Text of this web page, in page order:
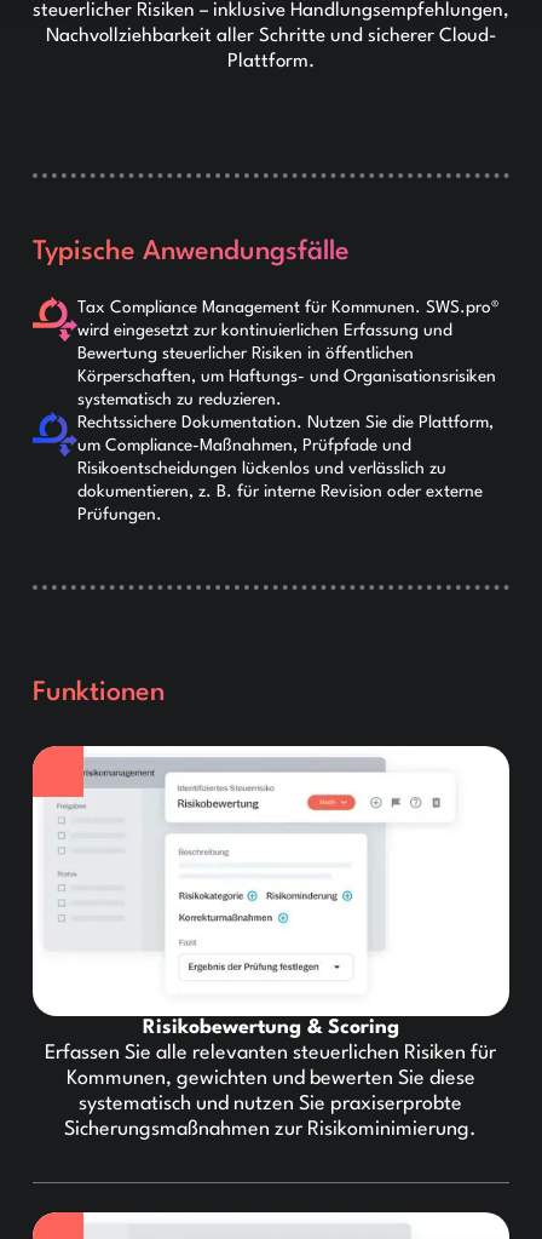
steuerlicher Risiken – inklusive Handlungsempfehlungen,
Nachvollziehbarkeit aller Schritte und sicherer Cloud-
Plattform.
Typische Anwendungsfälle
Tax Compliance Management für Kommunen. SWS.pro®
wird eingesetzt zur kontinuierlichen Erfassung und
Bewertung steuerlicher Risiken in öffentlichen
Körperschaften, um Haftungs- und Organisationsrisiken
systematisch zu reduzieren.
Rechtssichere Dokumentation. Nutzen Sie die Plattform,
um Compliance-Maßnahmen, Prüfpfade und
Risikoentscheidungen lückenlos und verlässlich zu
dokumentieren, z. B. für interne Revision oder externe
Prüfungen.
Funktionen
Risikobewertung & Scoring
Erfassen Sie alle relevanten steuerlichen Risiken für
Kommunen, gewichten und bewerten Sie diese
systematisch und nutzen Sie praxiserprobte
Sicherungsmaßnahmen zur Risikominimierung.